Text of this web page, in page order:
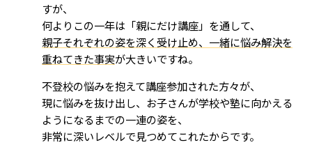
すが、
何よりこの一年は「親にだけ講座」を通して、
親子それぞれの姿を深く受け止め、一緒に悩み解決を
重ねてきた事実が大きいですね。
不登校の悩みを抱えて講座参加された方々が、
現に悩みを抜け出し、お子さんが学校や塾に向かえる
ようになるまでの一連の姿を、
非常に深いレベルで見つめてこれたからです。